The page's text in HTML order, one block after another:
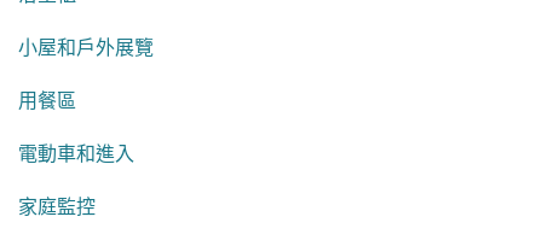
小屋和戶外展覽
用餐區
電動車和進入
家庭監控